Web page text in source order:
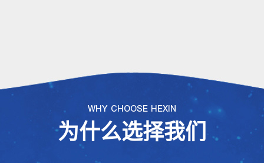
WHY CHOOSE HEXIN
为什么选择我们